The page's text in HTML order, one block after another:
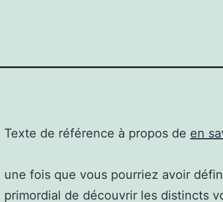
Texte de référence à propos de en
une fois que vous pourriez avoir
primordial de découvrir les distincts